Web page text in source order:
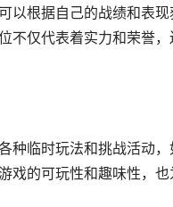
以根据自己的战绩和表
不仅代表着实力和荣誉
种临时玩法和挑战活动
戏的可玩性和趣味性，